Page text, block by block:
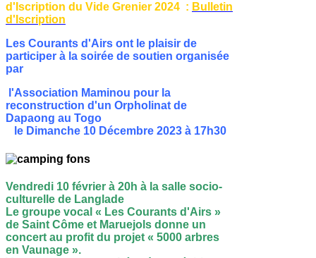
d'Iscription du Vide Grenier 2024 : Bulletin
d'Iscription
Les Courants d'Airs ont le plaisir de
participer à la soirée de soutien organisée
par
l'Association Maminou pour la
reconstruction d'un Orpholinat de
Dapaong au Togo
le Dimanche 10 Décembre 2023 à 17h30
Vendredi 10 février à 20h à la salle socio-
culturelle de Langlade
Le groupe vocal « Les Courants d'Airs »
de Saint Côme et Maruejols donne un
concert au profit du projet « 5000 arbres
en Vaunage ».